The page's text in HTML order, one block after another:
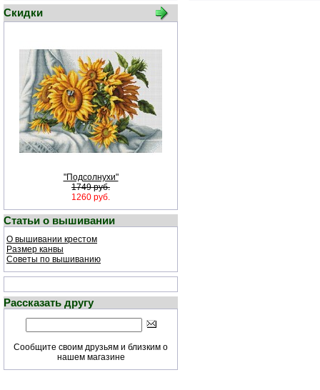
Скидки
"Подсолнухи"
1749 руб.
1260 руб.
Статьи о вышивании
О вышивании крестом
Размер канвы
Советы по вышиванию
Рассказать другу
Сообщите своим друзьям и близким о
нашем магазине